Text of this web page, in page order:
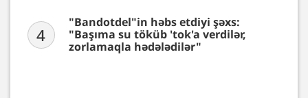
4
"Bandotdel"in həbs etdiyi şəxs:
"Başıma su töküb 'tok'a verdilər,
zorlamaqla hədələdilər"